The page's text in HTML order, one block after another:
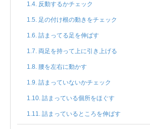
反動するかチェック
足の付け根の動きをチェック
詰まってる足を伸ばす
両足を持って上に引き上げる
腰を左右に動かす
詰まっていないかチェック
詰まっている個所をほぐす
詰まっているところを伸ばす